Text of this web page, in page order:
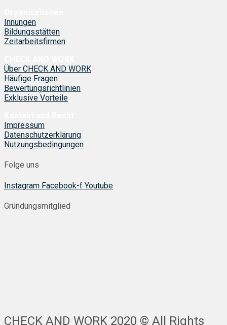
Innungen
Bildungsstätten
Zeitarbeitsfirmen
Über CHECK AND WORK
Häufige Fragen
Bewertungsrichtlinien
Exklusive Vorteile
Impressum
Datenschutzerklärung
Nutzungsbedingungen
Folge uns
Instagram Facebook-f Youtube
Gründungsmitglied
CHECK AND WORK 2020 © All Rights